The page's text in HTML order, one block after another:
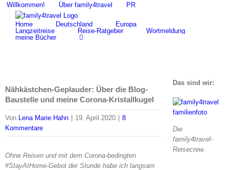
Zum
springen
Willkommen! Über family4travel PR
Suche
nach:
Home Deutschland
Europa
Langzeitreise
Reise-Ratgeber
Wortmeldung
meine Bücher
Nähkästchen-Geplauder: Über die Blog-
Baustelle und meine Corona-Kristallkugel
Von Lena Marie Hahn 19. April 2020
8
Kommentare
Ohne Reisen und mit dem Corona-bedingten
#StayAtHome-Gebot der Stunde habe ich langsam
Das sind wir:
Die
family4travel-
Reisecrew.